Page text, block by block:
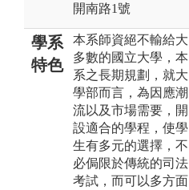
開南路1號
學系
特色
本系師資絕不輸給大
多數的國立大學，本
系之長期規劃，就大
學部而言，為因應潮
流以及市場需要，開
設適合的學程，使學
生有多元的選擇，不
必侷限於傳統的司法
考試，而可以多方面